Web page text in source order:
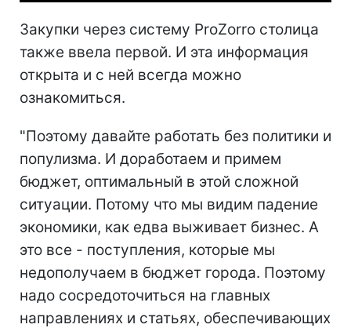
Закупки через систему ProZorro столица
также ввела первой. И эта информация
открыта и с ней всегда можно
ознакомиться.
"Поэтому давайте работать без политики и
популизма. И доработаем и примем
бюджет, оптимальный в этой сложной
ситуации. Потому что мы видим падение
экономики, как едва выживает бизнес. А
это все - поступления, которые мы
недополучаем в бюджет города. Поэтому
надо сосредоточиться на главных
направлениях и статьях, обеспечивающих